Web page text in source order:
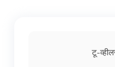
एक्सकवेटर इन्शुरन्स
टू-